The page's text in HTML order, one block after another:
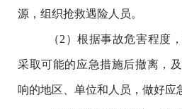
源，组织抢救遇险人员。
（2 ）根据事故危害程度
采取可能的应急措施后撤离，
响的地区、单位和人员，做好应